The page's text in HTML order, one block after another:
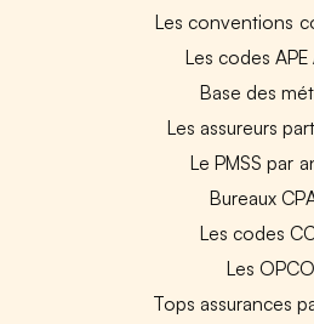
Les conventions
Les codes APE
Base des
Les assureurs
Le PMSS par
Bureaux
Les codes
Les OPCO
Tops assurances